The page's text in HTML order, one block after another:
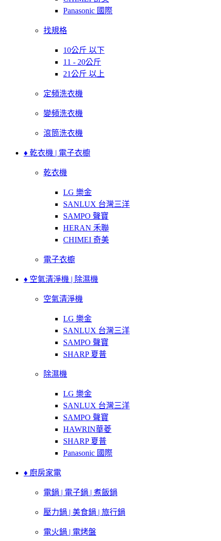
Panasonic 國際
找規格
10公斤 以下
11 - 20公斤
21公斤 以上
定頻洗衣機
變頻洗衣機
滾筒洗衣機
♦ 乾衣機 | 電子衣櫥
乾衣機
LG 樂金
SANLUX 台灣三洋
SAMPO 聲寶
HERAN 禾聯
CHIMEI 奇美
電子衣櫥
♦ 空氣清淨機 | 除濕機
空氣清淨機
LG 樂金
SANLUX 台灣三洋
SAMPO 聲寶
SHARP 夏普
除濕機
LG 樂金
SANLUX 台灣三洋
SAMPO 聲寶
HAWRIN華菱
SHARP 夏普
Panasonic 國際
♦ 廚房家電
電鍋 | 電子鍋 | 煮飯鍋
壓力鍋 | 美食鍋 | 旅行鍋
電火鍋 | 電烤盤